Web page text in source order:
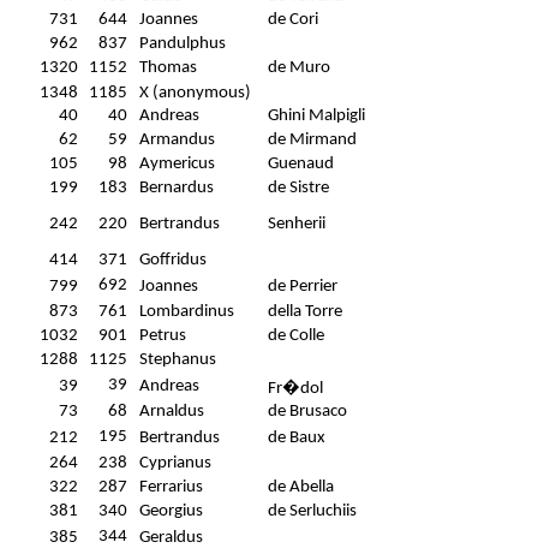
731
644 Joannes
de Cori
962
837
Pandulphus
1320
1152 Thomas
de Muro
1348
1185
X (anonymous)
40
40 Andreas
Ghini Malpigli
62
59 Armandus
de Mirmand
105
98 Aymericus
Guenaud
199
183 Bernardus
de Sistre
242
220 Bertrandus
Senherii
414
371
Goffridus
799
692 Joannes
de Perrier
873
761 Lombardinus
della Torre
1032
901 Petrus
de Colle
1288
1125
Stephanus
39
39 Andreas
Fr�dol
73
68 Arnaldus
de Brusaco
212
195 Bertrandus
de Baux
264
238
Cyprianus
322
287 Ferrarius
de Abella
381
340 Georgius
de Serluchiis
385
344
Geraldus